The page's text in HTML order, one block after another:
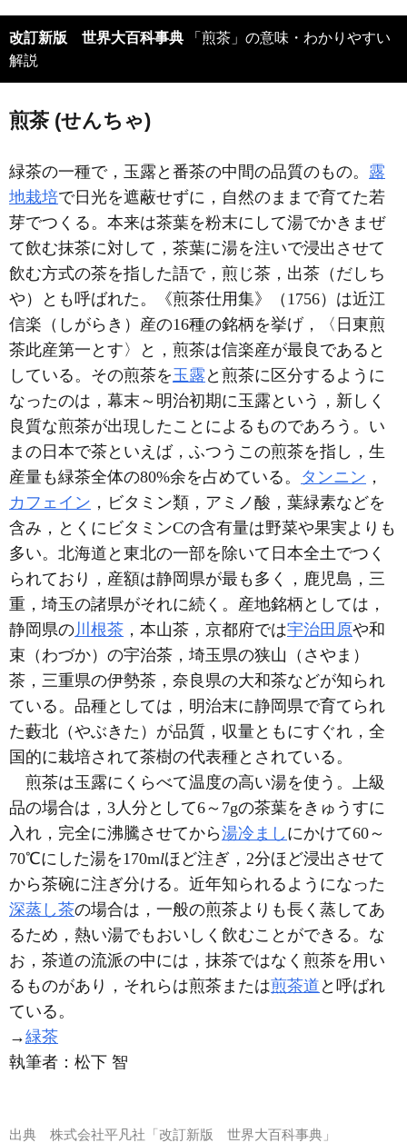
改訂新版 世界大百科事典
解説
煎茶 (せんちゃ)
緑茶の一種で，玉露と番茶の中間の品質のもの。 露
地栽培で日光を遮蔽せずに，自然のままで育てた若
芽でつくる。本来は茶葉を粉末にして湯でかきまぜ
て飲む抹茶に対して，茶葉に湯を注いで浸出させて
飲む方式の茶を指した語で，煎じ茶，出茶（だしち
や）とも呼ばれた。《煎茶仕用集》（1756）は近江
信楽（しがらき）産の16種の銘柄を挙げ，〈日東煎
茶此産第一とす〉と，煎茶は信楽産が最良であると
している。その煎茶を玉露 と煎茶に区分するように
なったのは，幕末～明治初期に玉露という，新しく
良質な煎茶が出現したことによるものであろう。い
まの日本で茶といえば，ふつうこの煎茶を指し，生
産量も緑茶全体の80%余を占めている。 タンニン ，
カフェイン ，ビタミン類，アミノ酸，葉緑素などを
含み，とくにビタミンCの含有量は野菜や果実よりも
多い。北海道と東北の一部を除いて日本全土でつく
られており，産額は静岡県が最も多く，鹿児島，三
重，埼玉の諸県がそれに続く。産地銘柄としては，
静岡県の川根茶 ，本山茶，京都府では宇治田原や和
束（わづか）の宇治茶，埼玉県の狭山（さやま）
茶，三重県の伊勢茶，奈良県の大和茶などが知られ
ている。品種としては，明治末に静岡県で育てられ
た藪北（やぶきた）が品質，収量ともにすぐれ，全
国的に栽培されて茶樹の代表種とされている。
煎茶は玉露にくらべて温度の高い湯を使う。上級
品の場合は，3人分として6～7gの茶葉をきゅうすに
入れ，完全に沸騰させてから湯冷まし にかけて60～
70℃にした湯を170mlほど注ぎ，2分ほど浸出させて
から茶碗に注ぎ分ける。近年知られるようになった
深蒸し茶の場合は，一般の煎茶よりも長く蒸してあ
るため，熱い湯でもおいしく飲むことができる。な
お，茶道の流派の中には，抹茶ではなく煎茶を用い
るものがあり，それらは煎茶または煎茶道 と呼ばれ
ている。
→緑茶
執筆者： 松下 智
出典 株式会社平凡社「改訂新版 世界大百科事典」